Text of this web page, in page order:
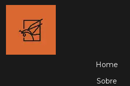
Home
Sobre